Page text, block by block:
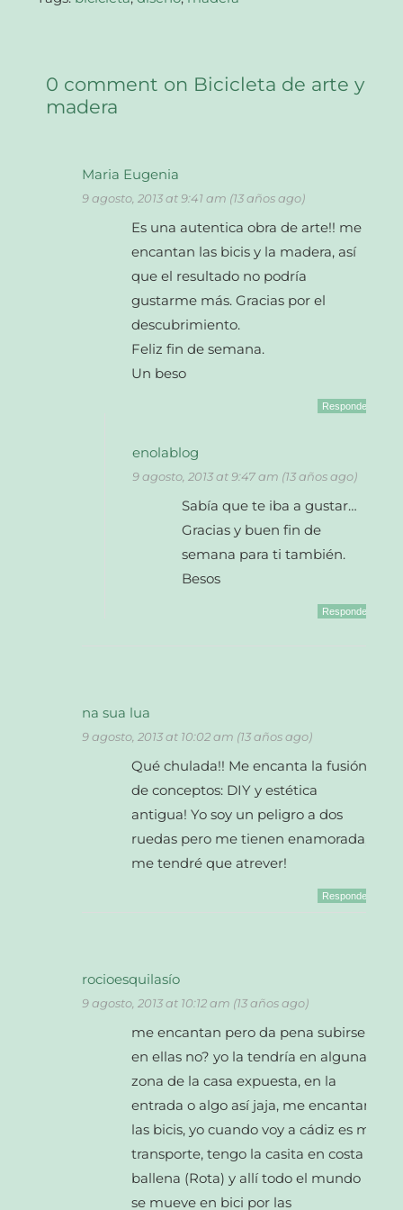
0 comment on Bicicleta de arte y
madera
Maria Eugenia
9 agosto, 2013 at 9:41 am (13 años ago)
Es una autentica obra de arte!! me
encantan las bicis y la madera, así
que el resultado no podría
gustarme más. Gracias por el
descubrimiento.
Feliz fin de semana.
Un beso
Responder
enolablog
9 agosto, 2013 at 9:47 am (13 años ago)
Sabía que te iba a gustar…
Gracias y buen fin de
semana para ti también.
Besos
Responder
na sua lua
9 agosto, 2013 at 10:02 am (13 años ago)
Qué chulada!! Me encanta la fusión
de conceptos: DIY y estética
antigua! Yo soy un peligro a dos
ruedas pero me tienen enamorada,
me tendré que atrever!
Responder
rocioesquilasío
9 agosto, 2013 at 10:12 am (13 años ago)
me encantan pero da pena subirse
en ellas no? yo la tendría en alguna
zona de la casa expuesta, en la
entrada o algo así jaja, me encantan
las bicis, yo cuando voy a cádiz es mi
transporte, tengo la casita en costa
ballena (Rota) y allí todo el mundo
se mueve en bici por las